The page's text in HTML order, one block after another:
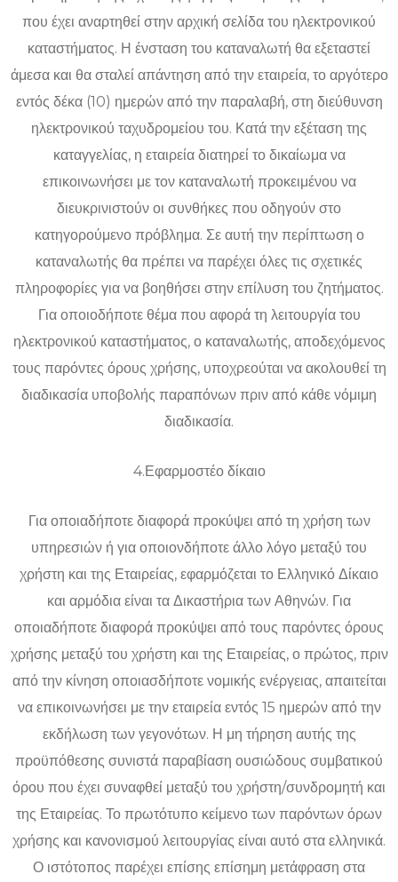
που έχει αναρτηθεί στην αρχική σελίδα του ηλεκτρονικού
καταστήματος. Η ένσταση του καταναλωτή θα εξεταστεί
άμεσα και θα σταλεί απάντηση από την εταιρεία, το αργότερο
εντός δέκα (10) ημερών από την παραλαβή, στη διεύθυνση
ηλεκτρονικού ταχυδρομείου του. Κατά την εξέταση της
καταγγελίας, η εταιρεία διατηρεί το δικαίωμα να
επικοινωνήσει με τον καταναλωτή προκειμένου να
διευκρινιστούν οι συνθήκες που οδηγούν στο
κατηγορούμενο πρόβλημα. Σε αυτή την περίπτωση ο
καταναλωτής θα πρέπει να παρέχει όλες τις σχετικές
πληροφορίες για να βοηθήσει στην επίλυση του ζητήματος.
Για οποιοδήποτε θέμα που αφορά τη λειτουργία του
ηλεκτρονικού καταστήματος, ο καταναλωτής, αποδεχόμενος
τους παρόντες όρους χρήσης, υποχρεούται να ακολουθεί τη
διαδικασία υποβολής παραπόνων πριν από κάθε νόμιμη
διαδικασία.
4.Εφαρμοστέο δίκαιο
Για οποιαδήποτε διαφορά προκύψει από τη χρήση των
υπηρεσιών ή για οποιονδήποτε άλλο λόγο μεταξύ του
χρήστη και της Εταιρείας, εφαρμόζεται το Ελληνικό Δίκαιο
και αρμόδια είναι τα Δικαστήρια των Αθηνών. Για
οποιαδήποτε διαφορά προκύψει από τους παρόντες όρους
χρήσης μεταξύ του χρήστη και της Εταιρείας, ο πρώτος, πριν
από την κίνηση οποιασδήποτε νομικής ενέργειας, απαιτείται
να επικοινωνήσει με την εταιρεία εντός 15 ημερών από την
εκδήλωση των γεγονότων. Η μη τήρηση αυτής της
προϋπόθεσης συνιστά παραβίαση ουσιώδους συμβατικού
όρου που έχει συναφθεί μεταξύ του χρήστη/συνδρομητή και
της Εταιρείας. Το πρωτότυπο κείμενο των παρόντων όρων
χρήσης και κανονισμού λειτουργίας είναι αυτό στα ελληνικά.
Ο ιστότοπος παρέχει επίσης επίσημη μετάφραση στα